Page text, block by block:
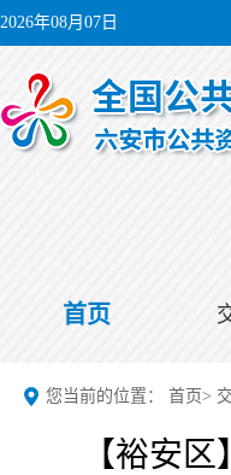
2026年08月07日
首页
您当前的位置： 首页>
【裕安